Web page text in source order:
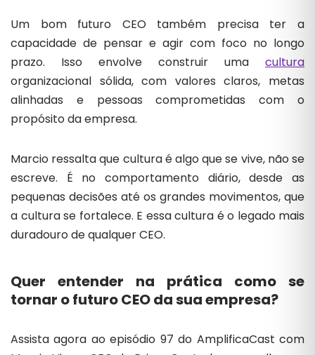
Um bom futuro CEO também precisa ter a
capacidade de pensar e agir com foco no longo
prazo. Isso envolve construir uma cultura
organizacional sólida, com valores claros, metas
alinhadas e pessoas comprometidas com o
propósito da empresa.
Marcio ressalta que cultura é algo que se vive, não se
escreve. É no comportamento diário, desde as
pequenas decisões até os grandes movimentos, que
a cultura se fortalece. E essa cultura é o legado mais
duradouro de qualquer CEO.
Quer entender na prática como se
tornar o futuro CEO da sua empresa?
Assista agora ao episódio 97 do AmplificaCast com